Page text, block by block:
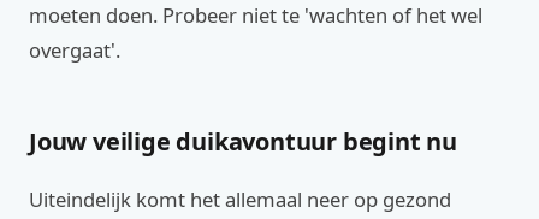
moeten doen. Probeer niet te 'wachten of het wel
overgaat'.
Jouw veilige duikavontuur begint nu
Uiteindelijk komt het allemaal neer op gezond